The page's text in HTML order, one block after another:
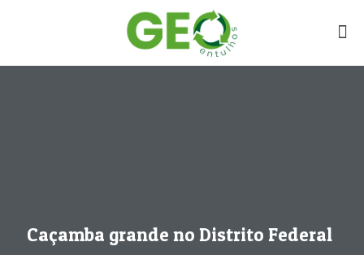
Caçamba grande no Distrito Federal